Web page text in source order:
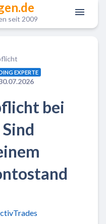
seit 2009
EXPERTE
bei